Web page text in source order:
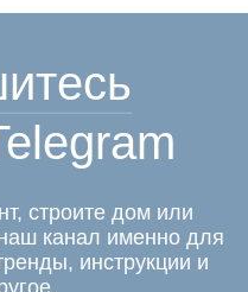
строите дом или
канал именно для
инструкции и